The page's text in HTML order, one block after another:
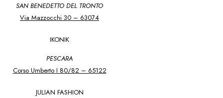
SAN BENEDETTO DEL TRONTO
Via Mazzocchi 30 – 63074
IKONIK
PESCARA
Corso Umberto I 80/82 – 65122
JULIAN FASHION